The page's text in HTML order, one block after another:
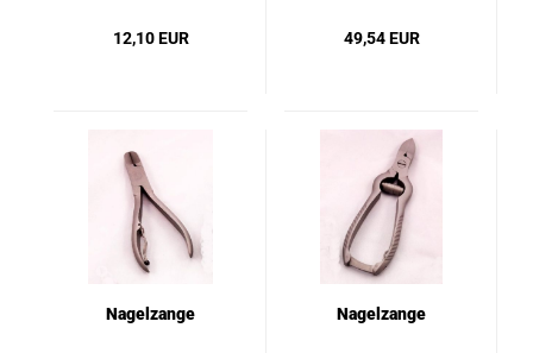
12,10 EUR 49,54 EUR
Nagelzange Nagelzange